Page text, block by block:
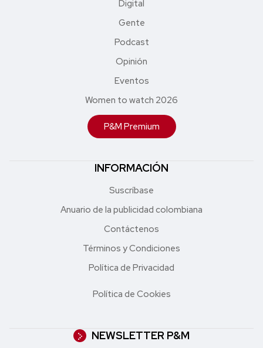
Digital
Gente
Podcast
Opinión
Eventos
Women to watch 2026
P&M Premium
INFORMACIÓN
Suscríbase
Anuario de la publicidad colombiana
Contáctenos
Términos y Condiciones
Política de Privacidad
Política de Cookies
NEWSLETTER P&M